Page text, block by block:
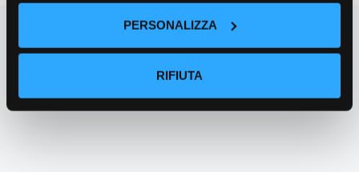
Con il tuo consenso, vorremmo anche:
raccogliere informazioni sulla tua posizione
geografica, con un'approssimazione di qualche
PERSONALIZZA
RIFIUTA